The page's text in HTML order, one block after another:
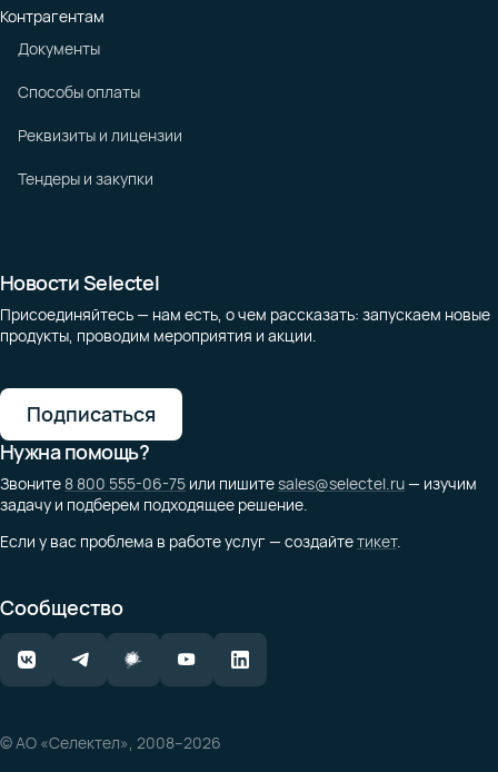
Контрагентам
Документы
Способы оплаты
Реквизиты и лицензии
Тендеры и закупки
Новости Selectel
Присоединяйтесь — нам есть, о чем рассказать: запускаем новые
продукты, проводим мероприятия и акции.
Подписаться
Нужна помощь?
Звоните 8 800 555-06-75 или пишитеsales@selectel.ru— изучим
задачу и подберем подходящее решение.
Если у вас проблема в работе услуг — создайтетикет.
Сообщество
© АО «Селектел», 2008–2026